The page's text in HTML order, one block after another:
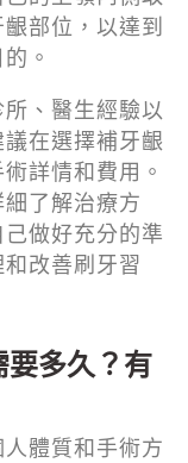
部位，以達到
。
所、醫生經驗以
在選擇補牙齦
詳情和費用。
了解治療方
做好充分的準
改善刷牙習
要多久？有
體質和手術方